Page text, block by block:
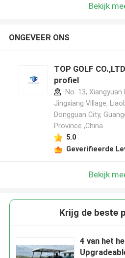
Bekijk
ONGEVEER ONS
TOP GOLF
profiel
No. 13, Xiangyuan
Jingxiang Village,
Dongguan City,
Province ,China
5.0
Geverifieerde
Bekijk
Krijg de beste
4 van het